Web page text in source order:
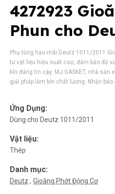
4272923
Phun cho
Phụ tùng hậu mãi Deutz 1011/2011
từ vật liệu hiệu suất cao, đảm bảo độ
kín đáng tin cậy. MJ GASKET, nhà
giải pháp làm kín chất lượng. Nhận
Ứng Dụng:
Dùng cho Deutz 1011/2011
Vật liệu:
Thép
Danh mục:
Deutz Gioăng Phớt Động Cơ